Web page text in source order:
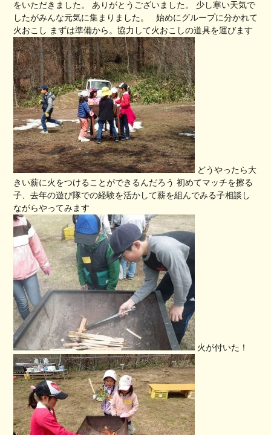
をいただきました。 ありがとうございました。 少し寒い天気で
したがみんな元気に集まりました。 始めにグループに分かれて
火おこし まずは準備から。協力して火おこしの道具を運びます
どうやったら大
きい薪に火をつけることができるんだろう 初めてマッチを擦る
子、去年の遊び隊での経験を活かして薪を組んでみる子相談し
ながらやってみます
火が付いた！